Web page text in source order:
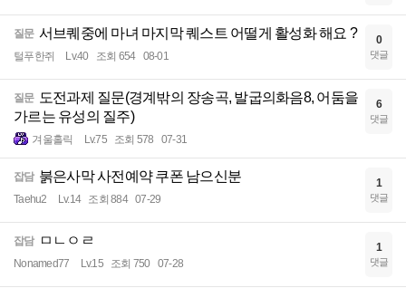
질문 서브퀘중에 마녀 마지막 퀘스트 어떨게 활성화 해요 ?
털푸한쥐 Lv.40 조회 654 08-01
0
댓글
질문 도전과제 질문(경계밖의 장송곡, 발굽의화음8, 어둠을
가르는 유성의 질주)
겨울홀릭 Lv.75 조회 578 07-31
6
댓글
잡담 붉은사막 사전예약 쿠폰 남으신분
Taehu2 Lv.14 조회 884 07-29
1
댓글
잡담 ㅁㄴㅇㄹ
Nonamed77 Lv.15 조회 750 07-28
1
댓글